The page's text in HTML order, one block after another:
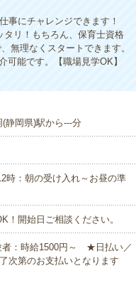
事にチャレンジできます！
タリ！もちろん、保育士資格
無理なくスタートできます。
可能です。【職場見学OK】
静岡県)駅から---分
時：朝の受け入れ～お昼の準
開始日ご相談ください。
：時給1500円～ ★日払い／
次第のお支払いとなります